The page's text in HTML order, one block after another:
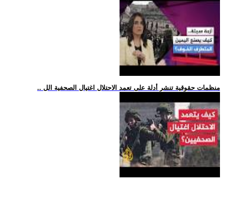
.. منظمات حقوقية تنشر أدلة على تعمد الاحتلال اغتيال الصحفية الل